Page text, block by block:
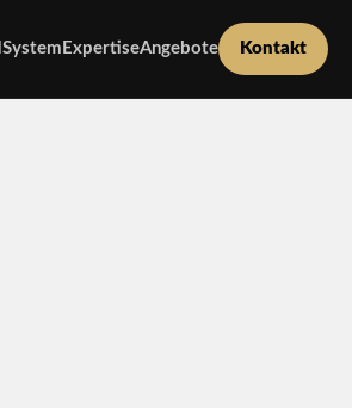
System ExpertiseAngebote Kontakt